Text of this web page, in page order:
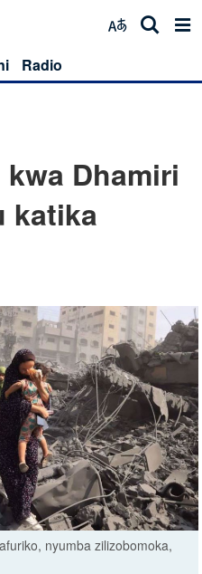
Radio
Dhamiri
katika
nyumba zilizobomoka,